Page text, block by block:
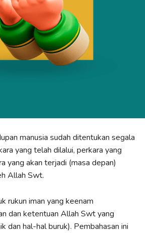
manusia sudah ditentukan segala
yang telah dilalui, perkara yang
yang akan terjadi (masa depan)
Allah Swt.
rukun iman yang keenam
dan ketentuan Allah Swt yang
dan hal-hal buruk). Pembahasan ini